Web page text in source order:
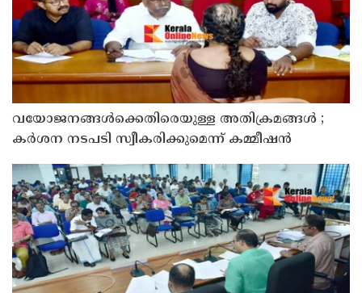
വയോജനങ്ങൾക്കെതിരെയുള്ള അതിക്രമങ്ങൾ ;
കർശന നടപടി സ്വീകരിക്കുമെന്ന് കമ്മീഷൻ